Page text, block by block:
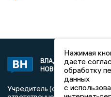
ВЛАДИМИРСКИЕ
НОВОСТИ
2017 ©
Учредитель (соучредители):
Нажимая
даете
обработку
данных
с